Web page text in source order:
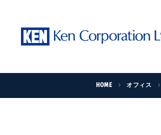
HOME オフィス